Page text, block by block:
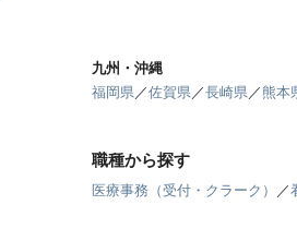
九州・沖縄
福岡県／佐賀県／長崎県／ 熊本
職種から探す
医療事務（受付・クラーク） ／